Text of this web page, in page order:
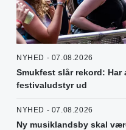
NYHED - 07.08.2026
Smukfest slår rekord:
festivaludstyr ud
NYHED - 07.08.2026
Ny musiklandsby skal